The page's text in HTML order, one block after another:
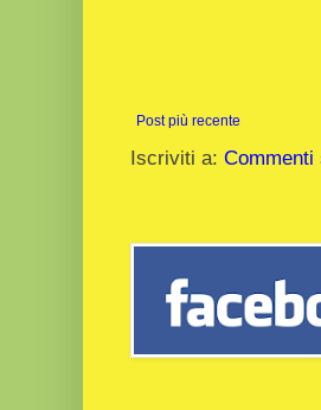
Post più recente
Iscriviti a: Commenti